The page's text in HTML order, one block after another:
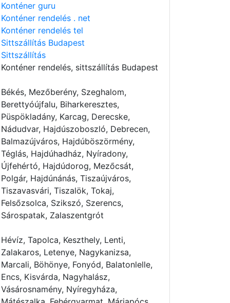
Konténer guru
Konténer rendelés . net
Konténer rendelés tel
Sittszállítás Budapest
Sittszállítás
Konténer rendelés, sittszállítás Budapest
Békés, Mezőberény, Szeghalom,
Berettyóújfalu, Biharkeresztes,
Püspökladány, Karcag, Derecske,
Nádudvar, Hajdúszoboszló, Debrecen,
Balmazújváros, Hajdúböszörmény,
Téglás, Hajdúhadház, Nyíradony,
Újfehértó, Hajdúdorog, Mezőcsát,
Polgár, Hajdúnánás, Tiszaújváros,
Tiszavasvári, Tiszalök, Tokaj,
Felsőzsolca, Szikszó, Szerencs,
Sárospatak, Zalaszentgrót
Hévíz, Tapolca, Keszthely, Lenti,
Zalakaros, Letenye, Nagykanizsa,
Marcali, Böhönye, Fonyód, Balatonlelle,
Encs, Kisvárda, Nagyhalász,
Vásárosnamény, Nyíregyháza,